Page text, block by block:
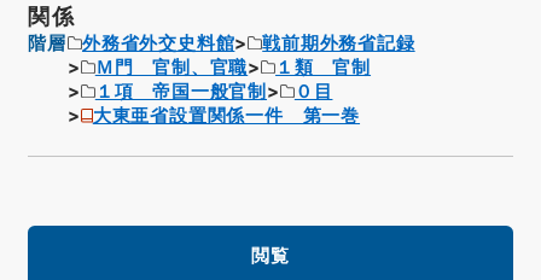
関係
階層 外務省外交史料館
戦前期外務省記録
Ｍ門 官制、官職
１類 官制
１項 帝国一般官制
０目
大東亜省設置関係一件 第一巻
閲覧